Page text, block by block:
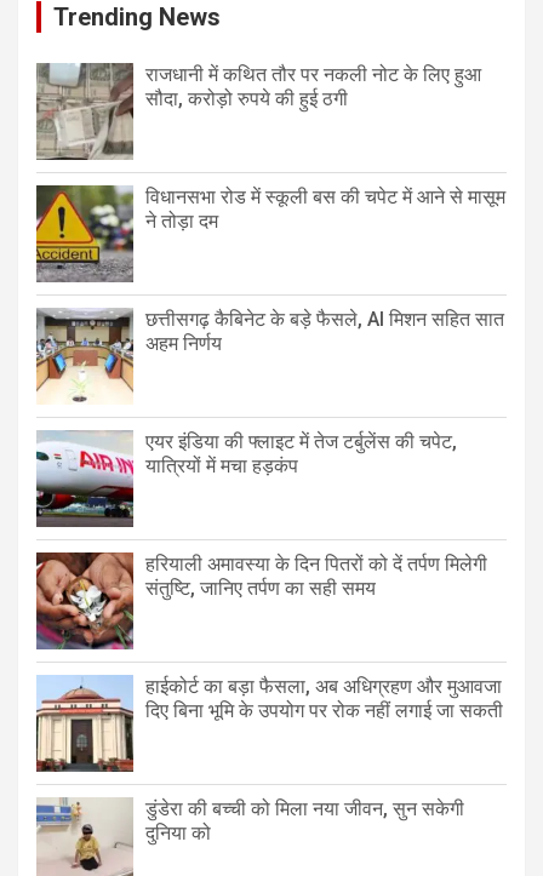
Trending News
राजधानी में कथित तौर पर नकली नोट के लिए हुआ
सौदा, करोड़ो रुपये की हुई ठगी
विधानसभा रोड में स्कूली बस की चपेट में आने से मासूम
ने तोड़ा दम
छत्तीसगढ़ कैबिनेट के बड़े फैसले, AI मिशन सहित सात
अहम निर्णय
एयर इंडिया की फ्लाइट में तेज टर्बुलेंस की चपेट,
यात्रियों में मचा हड़कंप
हरियाली अमावस्या के दिन पितरों को दें तर्पण मिलेगी
संतुष्टि, जानिए तर्पण का सही समय
हाईकोर्ट का बड़ा फैसला, अब अधिग्रहण और मुआवजा
दिए बिना भूमि के उपयोग पर रोक नहीं लगाई जा सकती
डुंडेरा की बच्ची को मिला नया जीवन, सुन सकेगी
दुनिया को